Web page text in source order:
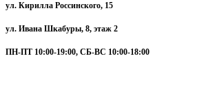
ул. Кирилла Россинского, 15
ул. Ивана Шкабуры, 8, этаж 2
ПН-ПТ 10:00-19:00, СБ-ВС 10:00-18:00